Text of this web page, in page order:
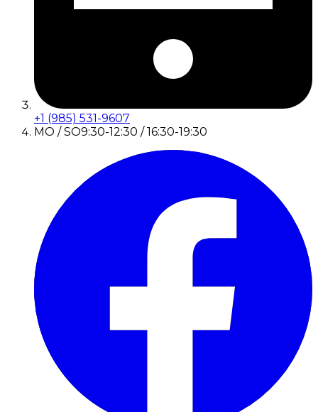
+1 (985) 531-9607
MO / SO9:30-12:30 / 16:30-19:30